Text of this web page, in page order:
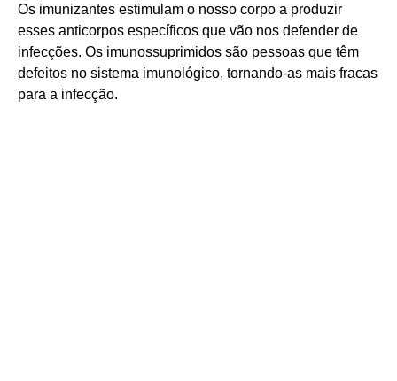
Os imunizantes estimulam o nosso corpo a produzir
esses anticorpos específicos que vão nos defender de
infecções. Os imunossuprimidos são pessoas que têm
defeitos no sistema imunológico, tornando-as mais fracas
para a infecção.